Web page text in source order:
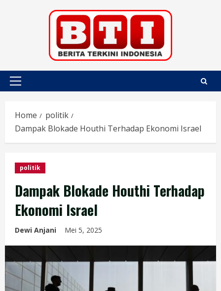
Primary
Home
politik
Dampak Blokade Houthi Terhadap Ekonomi Israel
politik
Dampak Blokade Houthi Terhadap
Ekonomi Israel
Dewi Anjani Mei 5, 2025